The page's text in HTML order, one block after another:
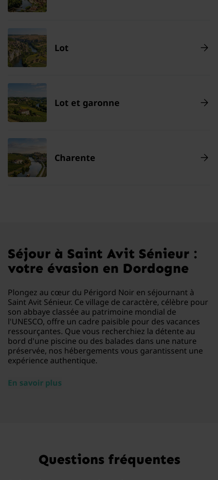
Lot
Lot et garonne
Charente
Séjour à Saint Avit Sénieur :
votre évasion en Dordogne
Plongez au cœur du Périgord Noir en séjournant à
Saint Avit Sénieur. Ce village de caractère, célèbre pour
son abbaye classée au patrimoine mondial de
l'UNESCO, offre un cadre paisible pour des vacances
ressourçantes. Que vous recherchiez la détente au
bord d'une piscine ou des balades dans une nature
préservée, nos hébergements vous garantissent une
expérience authentique.
En savoir plus
Questions fréquentes